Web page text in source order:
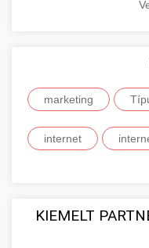
marketing
internet
KIEMELT